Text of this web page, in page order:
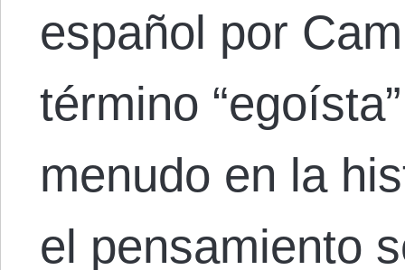
español por
término
menudo en la
el pensamiento